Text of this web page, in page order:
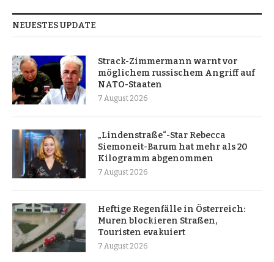
NEUESTES UPDATE
Strack-Zimmermann warnt vor
möglichem russischem Angriff auf
NATO-Staaten
7 August 2026
„Lindenstraße“-Star Rebecca
Siemoneit-Barum hat mehr als 20
Kilogramm abgenommen
7 August 2026
Heftige Regenfälle in Österreich:
Muren blockieren Straßen,
Touristen evakuiert
7 August 2026